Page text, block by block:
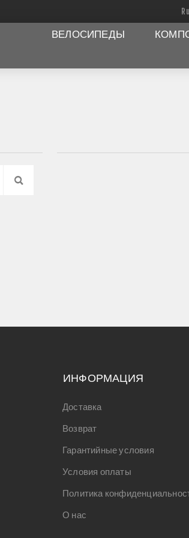
ВЕЛОСИПЕДЫ
ИНФОРМАЦИЯ
Доставка
Возврат
Гарантийные условия
Условия оплаты
Политика
О нас